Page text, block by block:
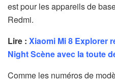
est pour les appareils de
Redmi.
Lire : Xiaomi Mi 8 Explorer
Night Scène avec la toute
Comme les numéros de